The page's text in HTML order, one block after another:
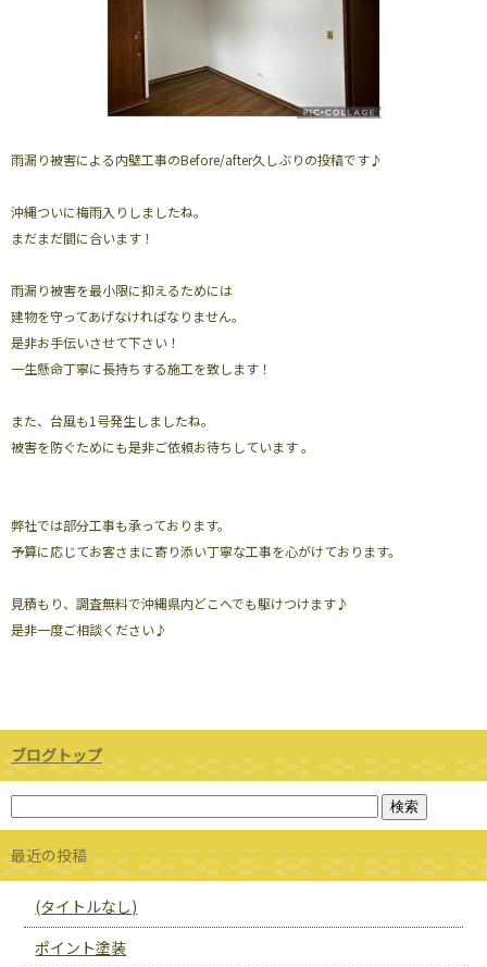
雨漏り被害による内壁工事のBefore/after久しぶりの投稿です♪
沖縄ついに梅雨入りしましたね。
まだまだ間に合います！
雨漏り被害を最小限に抑えるためには
建物を守ってあげなければなりません。
是非お手伝いさせて下さい！
一生懸命丁寧に長持ちする施工を致します！
また、台風も1号発生しましたね。
被害を防ぐためにも是非ご依頼お待ちしています 。
弊社では部分工事も承っております。
予算に応じてお客さまに寄り添い丁寧な工事を心がけております。
見積もり、調査無料で沖縄県内どこへでも駆けつけます♪
是非一度ご相談ください♪
ブログトップ
最近の投稿
(タイトルなし)
ポイント塗装